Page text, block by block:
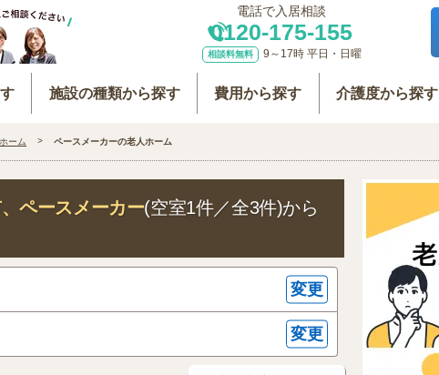
電話で入居相談
0120-175-155
相談料無料 9～17時 平日・日曜
施設の種類から探す 費用から探す 介護度から探す
ーム ペースメーカーの老人ホーム
、ペースメーカー(空室1件／全3件)から
変更
変更